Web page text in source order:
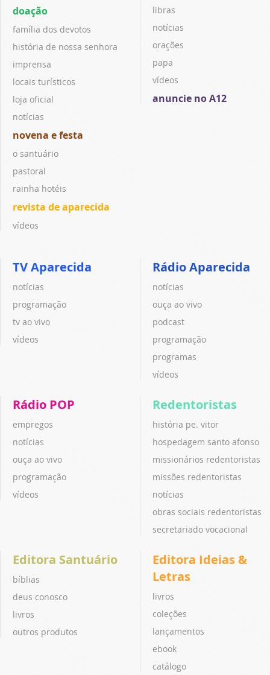
doação
família dos devotos
história de nossa senhora
imprensa
locais turísticos
loja oficial
notícias
novena e festa
o santuário
pastoral
rainha hotéis
revista de aparecida
vídeos
libras
notícias
orações
papa
vídeos
anuncie no A12
TV Aparecida
notícias
programação
tv ao vivo
vídeos
Rádio Aparecida
notícias
ouça ao vivo
podcast
programação
programas
vídeos
Rádio POP
empregos
notícias
ouça ao vivo
programação
vídeos
Redentoristas
história pe. vitor
hospedagem santo afonso
missionários redentoristas
missões redentoristas
notícias
obras sociais redentoristas
secretariado vocacional
Editora Santuário
bíblias
deus conosco
livros
outros produtos
Editora Ideias &
Letras
livros
coleções
lançamentos
ebook
catálogo